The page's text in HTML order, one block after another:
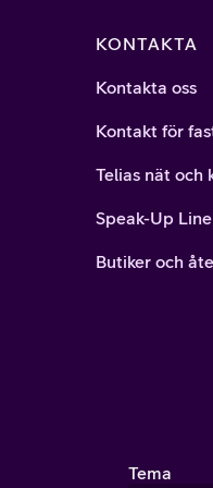
KONTAKTA
Kontakta oss
Kontakt för
Telias nät och
Speak-Up Line
Butiker och
Tema